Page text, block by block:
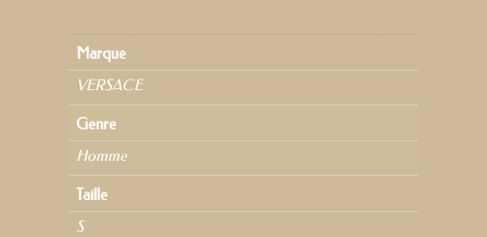
Marque
VERSACE
Genre
Homme
Taille
S